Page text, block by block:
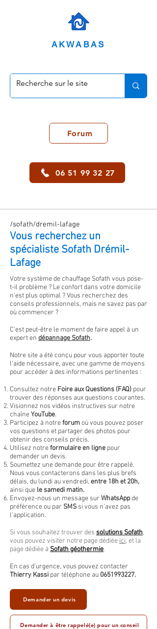
AKWABAS
Forum
06 51 99 32 27
/sofath/dremil-lafage
Vous recherchez un
spécialiste Sofath Drémil-
Lafage
Votre système de chauffage Sofath vous pose-
t-il problème ? Le confort dans votre domicile
n'est plus optimal ?Vous recherchez des
conseils professionnels, mais ne savez pas par
où commencer ?
C'est peut-être le moment de faire appel à un
expert en dépannage Sofath.
Notre site a été conçu pour vous apporter toute
l'aide nécessaire, avec une gamme de moyens
pour accéder à des informations pertinentes :
Consultez notre Foire aux Questions (FAQ) pour
trouver des réponses aux questions courantes.
Visionnez nos vidéos instructives sur notre
chaîneYouTube.
Participez à notreforumoù vous pouvez poser
vos questions et partager des photos pour
obtenir des conseils précis.
Utilisez notreformulaire en ligne pour
demander un devis.
Soumettez une demande pour être rappelé.
Nous vous contacterons dans les plus brefs
délais, du lundi au vendredi, entre 18h et 20h,
ainsi que le samedi matin.
Envoyez-nous un message sur WhatsAppde
préférence ou par SMS si vous n'avez pas
l'application.
Si vous souhaitez trouver des solutions Sofath,
vous pouvez visiter notre page dédiée ici, et la
page dédiée à Sofath géothermie.
En cas d'urgence, vous pouvez contacter
Thierry Kassi par téléphone au 0651993227.
Demander un devis
Demander à être rappelé(e) pour un conseil